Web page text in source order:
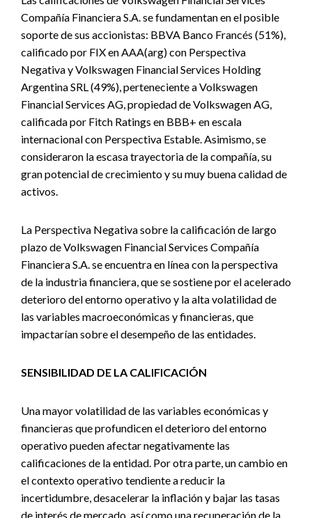
Compañía Financiera S.A. se fundamentan en el posible
soporte de sus accionistas: BBVA Banco Francés (51%),
calificado por FIX en AAA(arg) con Perspectiva
Negativa y Volkswagen Financial Services Holding
Argentina SRL (49%), perteneciente a Volkswagen
Financial Services AG, propiedad de Volkswagen AG,
calificada por Fitch Ratings en BBB+ en escala
internacional con Perspectiva Estable. Asimismo, se
consideraron la escasa trayectoria de la compañía, su
gran potencial de crecimiento y su muy buena calidad de
activos.
La Perspectiva Negativa sobre la calificación de largo
plazo de Volkswagen Financial Services Compañía
Financiera S.A. se encuentra en línea con la perspectiva
de la industria financiera, que se sostiene por el acelerado
deterioro del entorno operativo y la alta volatilidad de
las variables macroeconómicas y financieras, que
impactarían sobre el desempeño de las entidades.
SENSIBILIDAD DE LA CALIFICACIÓN
Una mayor volatilidad de las variables económicas y
financieras que profundicen el deterioro del entorno
operativo pueden afectar negativamente las
calificaciones de la entidad. Por otra parte, un cambio en
el contexto operativo tendiente a reducir la
incertidumbre, desacelerar la inflación y bajar las tasas
de interés de mercado, así como una recuperación de la